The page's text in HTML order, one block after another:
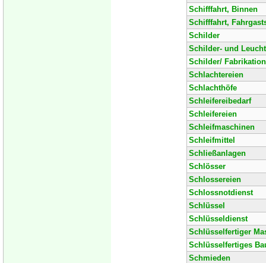
Schifffahrt, Binnen
Schifffahrt,
Schilder
Schilder- und
Schilder/
Schlachtereien
Schlachthöfe
Schleifereibedarf
Schleifereien
Schleifmaschinen
Schleifmittel
Schließanlagen
Schlösser
Schlossereien
Schlossnotdienst
Schlüssel
Schlüsseldienst
Schlüsselfertiger
Schlüsselfertiges
Schmieden